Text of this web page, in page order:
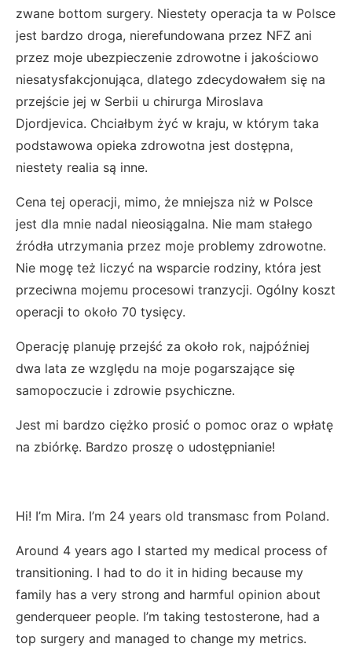
zwane bottom surgery. Niestety operacja ta w Polsce
jest bardzo droga, nierefundowana przez NFZ ani
przez moje ubezpieczenie zdrowotne i jakościowo
niesatysfakcjonująca, dlatego zdecydowałem się na
przejście jej w Serbii u chirurga Miroslava
Djordjevica. Chciałbym żyć w kraju, w którym taka
podstawowa opieka zdrowotna jest dostępna,
niestety realia są inne.
Cena tej operacji, mimo, że mniejsza niż w Polsce
jest dla mnie nadal nieosiągalna. Nie mam stałego
źródła utrzymania przez moje problemy zdrowotne.
Nie mogę też liczyć na wsparcie rodziny, która jest
przeciwna mojemu procesowi tranzycji. Ogólny koszt
operacji to około 70 tysięcy.
Operację planuję przejść za około rok, najpóźniej
dwa lata ze względu na moje pogarszające się
samopoczucie i zdrowie psychiczne.
Jest mi bardzo ciężko prosić o pomoc oraz o wpłatę
na zbiórkę. Bardzo proszę o udostępnianie!
Hi! I’m Mira. I’m 24 years old transmasc from Poland.
Around 4 years ago I started my medical process of
transitioning. I had to do it in hiding because my
family has a very strong and harmful opinion about
genderqueer people. I’m taking testosterone, had a
top surgery and managed to change my metrics.